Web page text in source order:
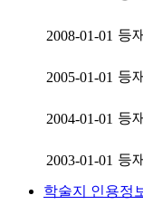
2008-01-01 등재
2005-01-01 등재
2004-01-01 등재
2003-01-01 등재
학술지 인용정